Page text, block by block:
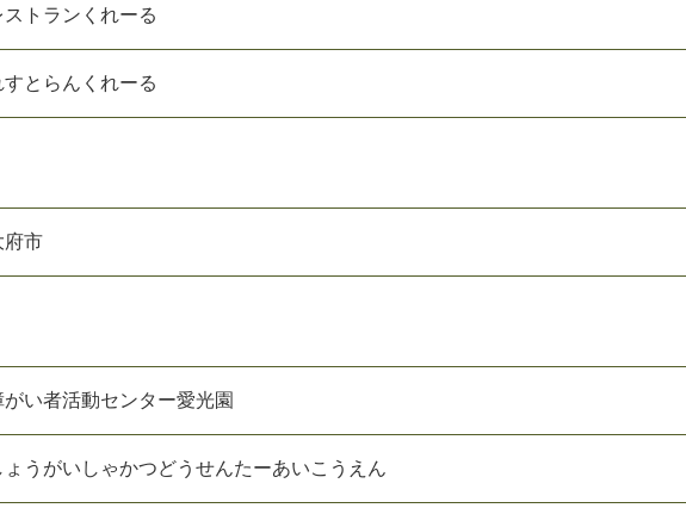
ストランくれーる
すとらんくれーる
府市
がい者活動センター愛光園
ょうがいしゃかつどうせんたーあいこうえん